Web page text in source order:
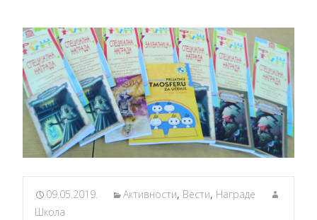
09.05.2019. Активности, Вести, Награде
Школа